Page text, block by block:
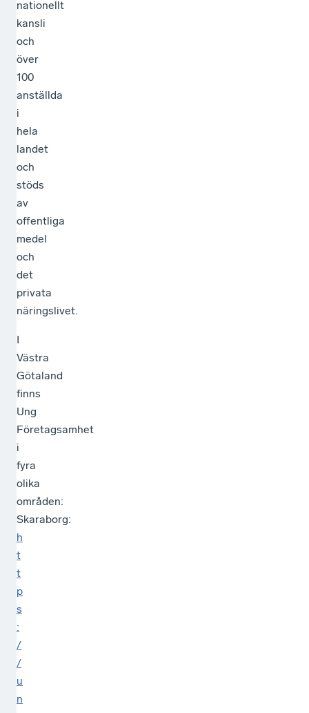
nationellt
kansli
och
över
100
anställda
i
hela
landet
och
stöds
av
offentliga
medel
och
det
privata
näringslivet.
I
Västra
Götaland
finns
Ung
Företagsamhet
i
fyra
olika
områden:
Skaraborg:
h
t
t
p
s
:
/
/
u
n